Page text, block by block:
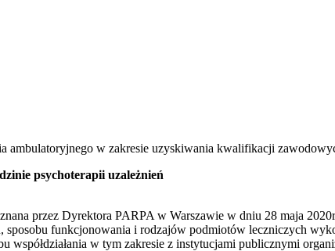
ambulatoryjnego w zakresie uzyskiwania kwalifikacji
psychoterapii uzależnień
przez Dyrektora PARPA w Warszawie w dniu 28 maja
funkcjonowania i rodzajów podmiotów leczniczych
współdziałania w tym zakresie z instytucjami publicznymi